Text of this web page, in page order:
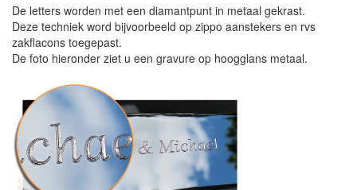
De letters worden met een diamantpunt in metaal gekrast.
Deze techniek word bijvoorbeeld op zippo aanstekers en rvs
zakflacons toegepast.
De foto hieronder ziet u een gravure op hoogglans metaal.